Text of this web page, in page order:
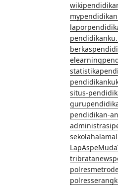
situs-
pendidikan-